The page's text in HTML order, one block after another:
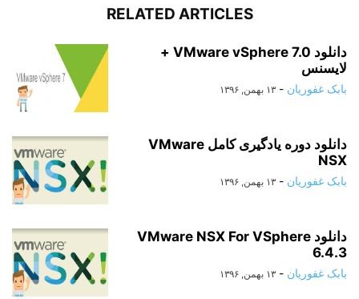
RELATED ARTICLES
دانلود VMware vSphere 7.0 +
لایسنس
بابک غفوریان - ۱۳ بهمن, ۱۳۹۶
دانلود دوره یادگیری کامل VMware
NSX
بابک غفوریان - ۱۳ بهمن, ۱۳۹۶
دانلود VMware NSX For VSphere
6.4.3
بابک غفوریان - ۱۳ بهمن, ۱۳۹۶